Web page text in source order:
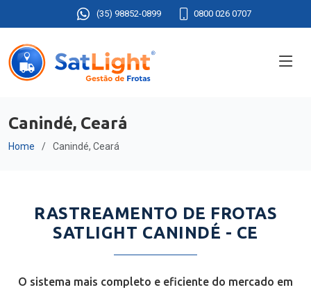
(35) 98852-0899 0800 026 0707
Canindé, Ceará
Home Canindé, Ceará
RASTREAMENTO DE FROTAS
SATLIGHT CANINDÉ - CE
O sistema mais completo e eficiente do mercado em